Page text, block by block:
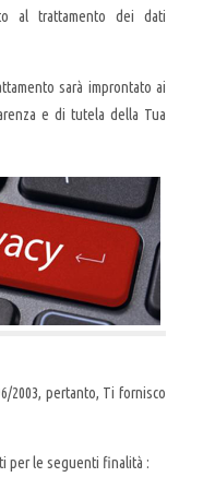
al trattamento dei dati
sarà improntato ai
e di tutela della Tua
2003, pertanto, Ti fornisco
per le seguenti finalità :